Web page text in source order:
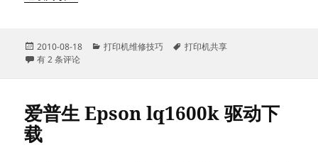
发
布
2010-08-18
分
打印机维修技巧
标
打印机共享
vista/win 7 系统下无法连接到网络打印机的解决办法
有 2 条评论
爱普生 Epson lq1600k 驱动下
载